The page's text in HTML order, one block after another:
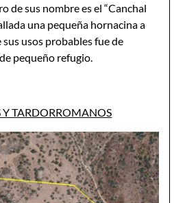
de sus nombre es el “Canchal
una pequeña hornacina a
usos probables fue de
pequeño refugio.
Y TARDORROMANOS